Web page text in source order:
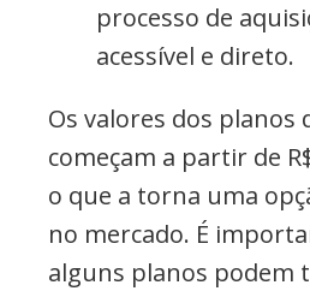
processo de
acessível e direto.
Os valores dos planos
começam a partir de
o que a torna uma
no mercado. É
alguns planos podem